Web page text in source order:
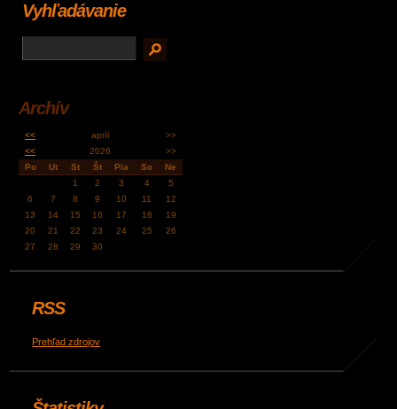
Vyhľadávanie
Archív
<< apríl
>>
<<
2026
>>
Po
Ut St Št Pia So
Ne
1
2 3 4
5
6
7 8 9 10 11
12
13
14 15 16 17 18
19
20
21 22 23 24 25
26
27
28 29 30
RSS
Prehľad zdrojov